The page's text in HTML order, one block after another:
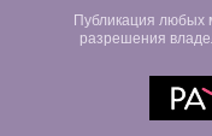
Публикация любых
разрешения